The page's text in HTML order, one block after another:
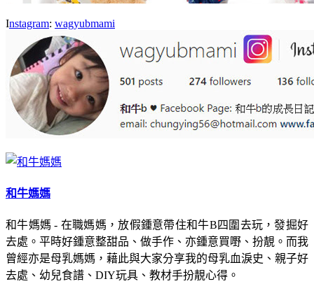
Instagram: wagyubmami
和牛媽媽
和牛媽媽 - 在職媽媽，放假鍾意帶住和牛B四圍去玩，發掘好
去處。平時好鍾意整甜品、做手作、亦鍾意買嘢、扮靚。而我
曾經亦是母乳媽媽，藉此與大家分享我的母乳血淚史、親子好
去處、幼兒食譜、DIY玩具、教材手扮靚心得。